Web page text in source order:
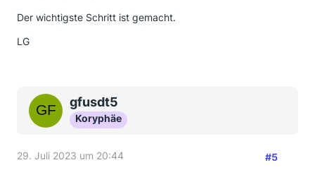
Der wichtigste Schritt ist gemacht.
LG
gfusdt5
Koryphäe
29. Juli 2023 um 20:44 #5